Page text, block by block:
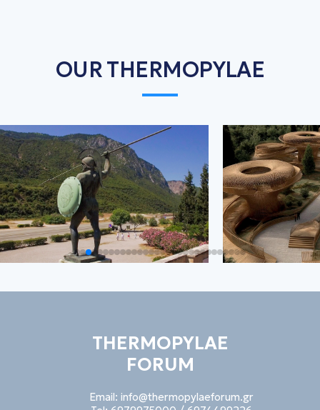
OUR THERMOPYLAE
THERMOPYLAE
FORUM
Email: info@thermopylaeforum.gr